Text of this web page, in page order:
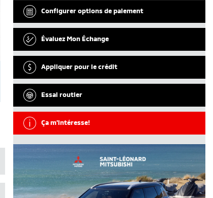
Configurer options de paiement
Évaluez Mon Échange
Appliquer pour le crédit
Essai routier
Ça m'intéresse!